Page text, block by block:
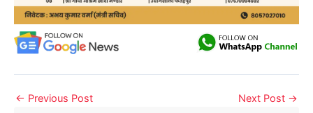
← Previous Post Next Post →